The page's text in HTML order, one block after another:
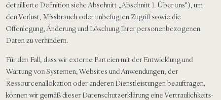
detaillierte Definition siehe Abschnitt „Abschnitt 1. Über uns“), um
den Verlust, Missbrauch oder unbefugten Zugriff sowie die
Offenlegung, Änderung und Löschung Ihrer personenbezogenen
Daten zu verhindern.
Für den Fall, dass wir externe Parteien mit der Entwicklung und
Wartung von Systemen, Websites und Anwendungen, der
Ressourcenallokation oder anderen Dienstleistungen beauftragen,
können wir gemäß dieser Datenschutzerklärung eine Vertraulichkeits-